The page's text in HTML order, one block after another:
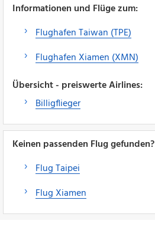
Informationen und Flüge zum:
Flughafen Taiwan (TPE)
Flughafen Xiamen (XMN)
Übersicht - preiswerte Airlines:
Billigflieger
Keinen passenden Flug gefunden?
Flug Taipei
Flug Xiamen